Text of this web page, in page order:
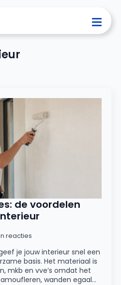
de voordelen
reacties
je jouw interieur snel een
basis. Het materiaal is
mkb en vve’s omdat het
wanden egaal…